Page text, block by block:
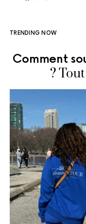
TRENDING NOW
Comment
? Tout